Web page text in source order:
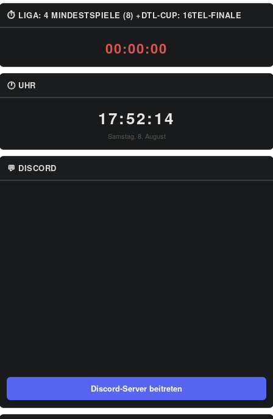
⏱ LIGA: 4 MINDESTSPIELE (8) +DTL-CUP: 16TEL-FINALE
00:00:00
🕐 UHR
17:52:14
Samstag, 8. August
💬 DISCORD
Discord-Server beitreten